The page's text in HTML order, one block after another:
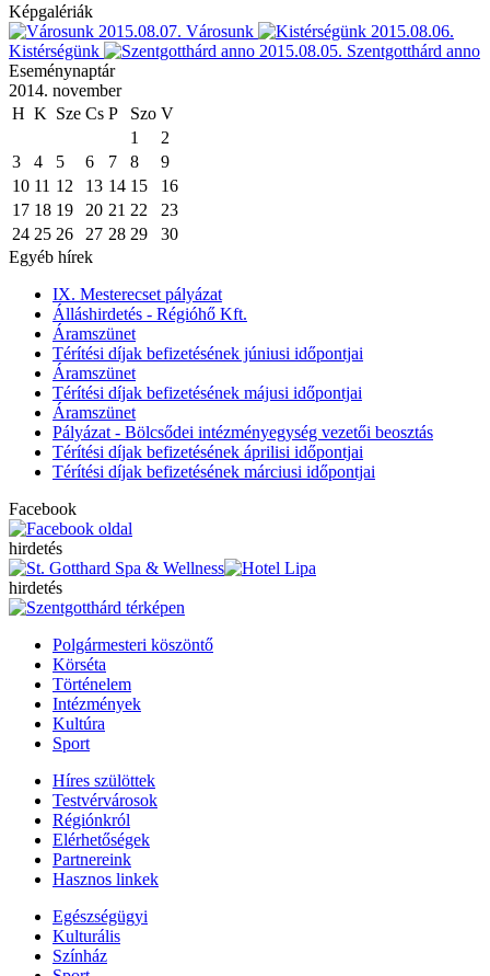
Képgalériák
2015.08.07. Városunk
2015.08.06.
Kistérségünk
2015.08.05. Szentgotthárd anno
Eseménynaptár
2014. november
H K Sze Cs P Szo V
1
2
3
4 5 6 7 8
9
10 11 12 13 14 15
16
17 18 19 20 21 22
23
24 25 26 27 28 29
30
Egyéb hírek
IX. Mesterecset pályázat
Álláshirdetés - Régióhő Kft.
Áramszünet
Térítési díjak befizetésének júniusi időpontjai
Áramszünet
Térítési díjak befizetésének májusi időpontjai
Áramszünet
Pályázat - Bölcsődei intézményegység vezetői beosztás
Térítési díjak befizetésének áprilisi időpontjai
Térítési díjak befizetésének márciusi időpontjai
Facebook
hirdetés
hirdetés
Polgármesteri köszöntő
Körséta
Történelem
Intézmények
Kultúra
Sport
Híres szülöttek
Testvérvárosok
Régiónkról
Elérhetőségek
Partnereink
Hasznos linkek
Egészségügyi
Kulturális
Színház